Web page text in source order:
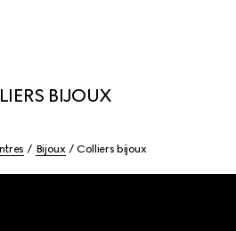
BIJOUX
Bijoux Colliers bijoux